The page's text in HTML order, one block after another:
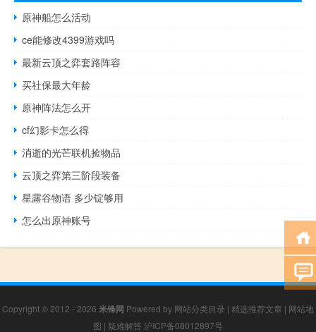
原神船怎么活动
ce能修改4399游戏吗
最新云顶之弈套路阵容
买社保最大年龄
原神阵法怎么开
cf幻影卡怎么得
消逝的光芒联机捡物品
云顶之弈第三阶段装备
星露谷物语 多少锭够用
怎么出原神账号
Copyright © 2012 - 2026 米锋网 Powered by 网站分类目录 | 精选推荐文章 | 网站地
图 | 疑难解答 沪ICP备08012897号